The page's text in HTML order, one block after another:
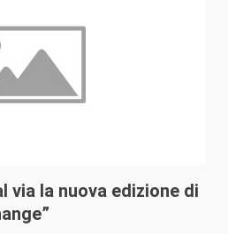
via la nuova edizione di